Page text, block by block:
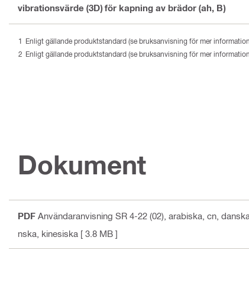
vibrationsvärde (3D) för kapning av brädor (ah, B)
Enligt gällande produktstandard (se bruksanvisning för mer
Enligt gällande produktstandard (se bruksanvisning för mer
Dokument
PDF Användaranvisning SR 4-22 (02) , arabiska, cn,
nska, kinesiska [ 3.8 MB ]